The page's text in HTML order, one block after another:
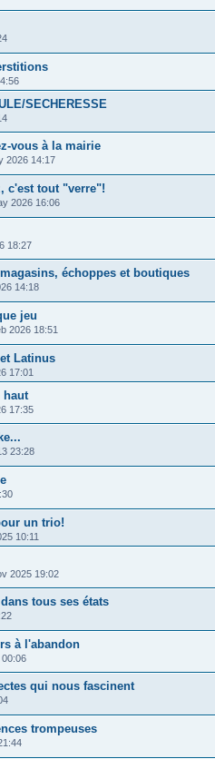
SECHERESSE
vous à la mairie
2026 14:17
c'est tout "verre"!
2026 16:06
18:27
échoppes et boutiques
14:18
jeu
2026 18:51
Latinus
17:01
haut
17:35
23:28
un trio!
10:11
2025 19:02
tous ses états
à l'abandon
qui nous fascinent
trompeuses